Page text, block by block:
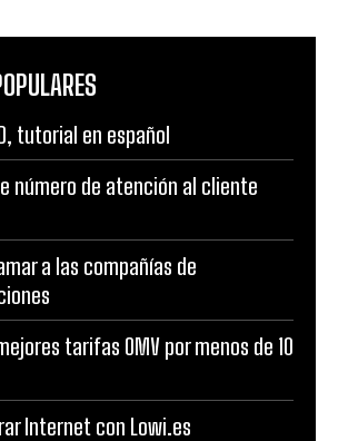
tutorial en español
número de atención al cliente
a las compañías de
tarifas OMV por menos de 10
Internet con Lowi.es